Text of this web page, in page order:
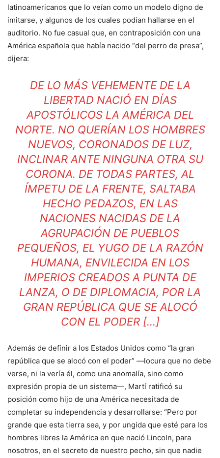
latinoamericanos que lo veían como un modelo digno de
imitarse, y algunos de los cuales podían hallarse en el
auditorio. No fue casual que, en contraposición con una
América española que había nacido “del perro de presa”,
dijera:
DE LO MÁS VEHEMENTE DE LA
LIBERTAD NACIÓ EN DÍAS
APOSTÓLICOS LA AMÉRICA DEL
NORTE. NO QUERÍAN LOS HOMBRES
NUEVOS, CORONADOS DE LUZ,
INCLINAR ANTE NINGUNA OTRA SU
CORONA. DE TODAS PARTES, AL
ÍMPETU DE LA FRENTE, SALTABA
HECHO PEDAZOS, EN LAS
NACIONES NACIDAS DE LA
AGRUPACIÓN DE PUEBLOS
PEQUEÑOS, EL YUGO DE LA RAZÓN
HUMANA, ENVILECIDA EN LOS
IMPERIOS CREADOS A PUNTA DE
LANZA, O DE DIPLOMACIA, POR LA
GRAN REPÚBLICA QUE SE ALOCÓ
CON EL PODER […]
Además de definir a los Estados Unidos como “la gran
república que se alocó con el poder” —locura que no debe
verse, ni la vería él, como una anomalía, sino como
expresión propia de un sistema—, Martí ratificó su
posición como hijo de una América necesitada de
completar su independencia y desarrollarse: “Pero por
grande que esta tierra sea, y por ungida que esté para los
hombres libres la América en que nació Lincoln, para
nosotros, en el secreto de nuestro pecho, sin que nadie